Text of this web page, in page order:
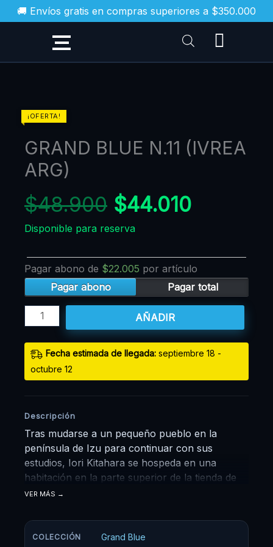
🚚 Envíos gratis en compras superiores a $350.000
al
¡OFERTA!
GRAND BLUE N.11 (IVREA
ARG)
$48.900
original
$48.900.
$44.010
actual
Disponible para reserva
Pagar abono de $22.005 por artículo
Pagar abono
Pagar total
GRAND
BLUE
N.11
(IVREA
ARG)
cantidad
AÑADIR
Fecha estimada de llegada: septiembre 18 -
octubre 12
Descripción
Tras mudarse a un pequeño pueblo en la
península de Izu para continuar con sus
estudios, Iori Kitahara se hospeda en una
habitación en la parte superior de la tienda de
buceo de su tío, "Grand Blue". Mientras sueña
hermosas y buenos amigos, conoce al
excéntrico club de buceo del lugar, un grupo de
VER MÁS
COLECCIÓN Grand Blue